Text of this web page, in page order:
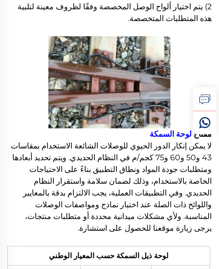
2) يتم اختيار ألواح الوصل المخصصة وفقًا لظروف معينة لتلبية
هذه المتطلبات المتخصصة.
مفتاح لوحة السمكة
لا يمكن إنكار الدور الحيوي للوصلات الشائعة الاستخدام بمقاسات
43 و50 و60 و75 كجم/م في النظام الحديدي. ويتم تحديد أبعادها
ومتطلبات جودة المواد ونطاق التطبيق بناءً على الاحتياجات
الخاصة بالاستخدام، وذلك لضمان سلامة واستقرار النظام
الحديدي. وفي التطبيقات العملية، يجب الالتزام بدقة بالمعايير
واللوائح ذات الصلة عند اختيار نماذج ومواصفات الوصلات
المناسبة. ولأي مشكلات ميدانية محددة أو متطلبات منتجات،
يرجى زيارة موقعنا للحصول على استشارة.
لوحة ذيل السمكة حسب المعيار الوطني